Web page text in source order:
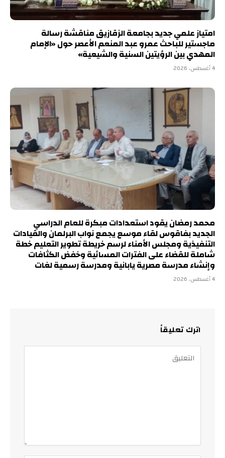
امتياز علمي جديد بجامعة الزقازيق مناقشة رسالة
ماجستير للباحث عمرو عبد المنعم الأعصر حول «الإمام
المهدي بين الرؤيتين السنية والشيعية»
4 أغسطس، 2026
محمد رمضان يقود استعدادات مبكرة للعام الدراسي
الجديد بفاقوس لقاء موسع يجمع نواب البرلمان والقيادات
التنفيذية ومجلس الأمناء لرسم خريطة تطوير التعليم خطة
شاملة للقضاء على الفترات المسائية وخفض الكثافات
وإنشاء مدرسة مصرية يابانية ومدرسة رسمية لغات
4 أغسطس، 2026
اترك تعليقاً